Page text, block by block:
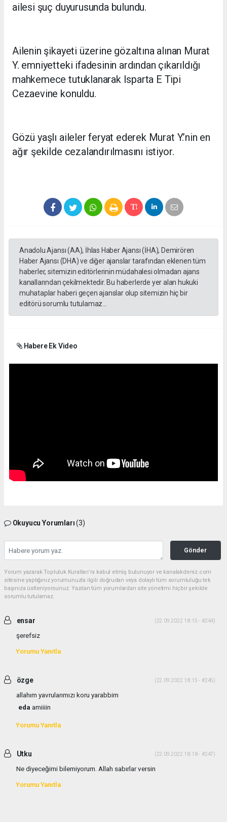
ailesi şuç duyurusunda bulundu.
Ailenin şikayeti üzerine gözaltına alınan Murat
Y. emniyetteki ifadesinin ardından çıkarıldığı
mahkemece tutuklanarak Isparta E Tipi
Cezaevine konuldu.
Gözü yaşlı aileler feryat ederek Murat Y.’nin en
ağır şekilde cezalandırılmasını istiyor.
Anadolu Ajansı (AA), İhlas Haber Ajansı (İHA), Demirören
Haber Ajansı (DHA) ve diğer ajanslar tarafından eklenen tüm
haberler, sitemizin editörlerinin müdahalesi olmadan ajans
kanallarından çekilmektedir. Bu haberlerde yer alan hukuki
muhataplar haberi geçen ajanslar olup sitemizin hiç bir
editörü sorumlu tutulamaz...
Habere Ek Video
Okuyucu Yorumları(3)
Gönder
Yorum yazarak Topluluk Kuralları’nı kabul etmiş bulunuyor ve kanalakdeniz.com
sitesine yaptığınız yorumunuzla ilgili doğrudan veya dolaylı tüm sorumluluğu tek
başınıza üstleniyorsunuz. Yazılan tüm yorumlardan site yönetimi hiçbir şekilde
sorumlu tutulamaz.
ensar (22.09.2022 18:15 - #244)
şerefsiz
Yorumu Yanıtla
özge (22.09.2022 18:15 - #245)
allahım yavrularımızı koru yarabbim
eda amiiiin
Yorumu Yanıtla
Utku (22.09.2022 18:18 - #247)
Ne diyeceğimi bilemiyorum. Allah sabırlar versin
Yorumu Yanıtla